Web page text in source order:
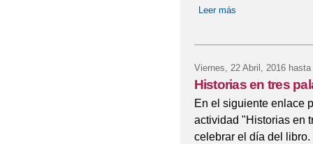
Leer más
Viernes, 22 Abril, 2016
Historias en tres
En el siguiente enlace
actividad "Historias en
celebrar el día del libro.